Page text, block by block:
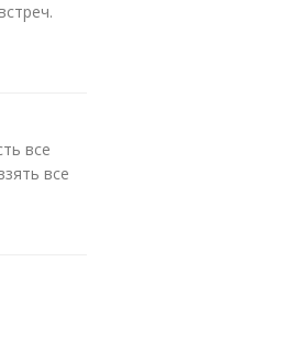
все
все